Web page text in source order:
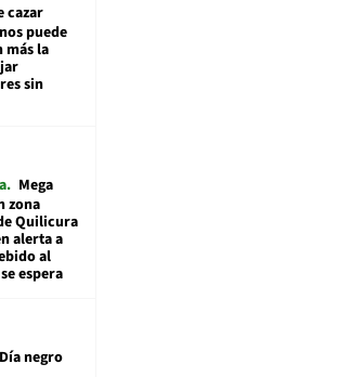
cazar
puede
más la
sin
Mega
zona
Quilicura
alerta a
al
espera
negro